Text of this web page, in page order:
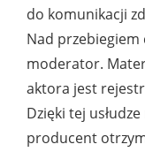
do komunikacji
Nad przebiegiem
moderator.
aktora jest
Dzięki tej
producent